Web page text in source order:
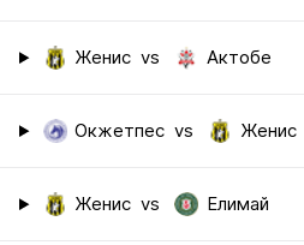
Женис vs Актобе
Окжетпес vs Женис
Женис vs Елимай